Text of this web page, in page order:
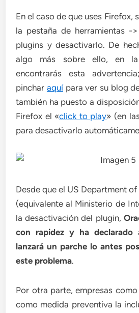
En el caso de que uses Firefox,
la pestaña de herramientas -
plugins y desactivarlo. De
algo más sobre ello, en
encontrarás esta
pinchar aquípara ver su blog
también ha puesto a
Firefox el «click to play» (en
para desactivarlo
Desde que el US Department
(equivalente al Ministerio de
la desactivación del plugin,
con rapidez y ha declarado
lanzará un parche lo antes
este problema.
Por otra parte, empresas
como medida preventiva la